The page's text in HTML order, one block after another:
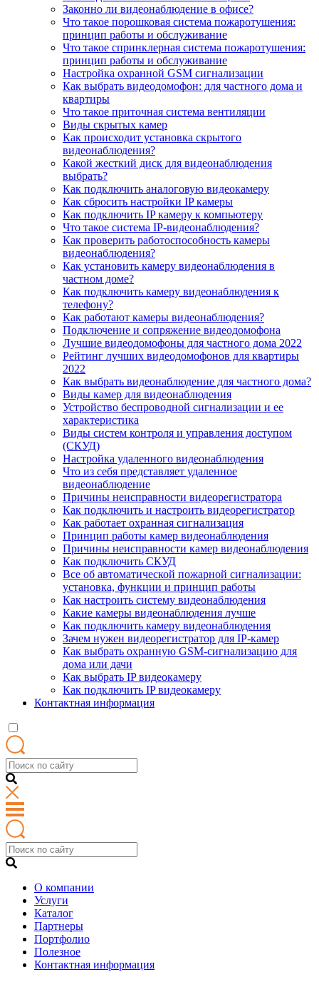
Законно ли видеонаблюдение в офисе?
Что такое порошковая система пожаротушения:
принцип работы и обслуживание
Что такое спринклерная система пожаротушения:
принцип работы и обслуживание
Настройка охранной GSM сигнализации
Как выбрать видеодомофон: для частного дома и
квартиры
Что такое приточная система вентиляции
Виды скрытых камер
Как происходит установка скрытого
видеонаблюдения?
Какой жесткий диск для видеонаблюдения
выбрать?
Как подключить аналоговую видеокамеру
Как сбросить настройки IP камеры
Как подключить IP камеру к компьютеру
Что такое система IP-видеонаблюдения?
Как проверить работоспособность камеры
видеонаблюдения?
Как установить камеру видеонаблюдения в
частном доме?
Как подключить камеру видеонаблюдения к
телефону?
Как работают камеры видеонаблюдения?
Подключение и сопряжение видеодомофона
Лучшие видеодомофоны для частного дома 2022
Рейтинг лучших видеодомофонов для квартиры
2022
Как выбрать видеонаблюдение для частного дома?
Виды камер для видеонаблюдения
Устройство беспроводной сигнализации и ее
характеристика
Виды систем контроля и управления доступом
(СКУД)
Настройка удаленного видеонаблюдения
Что из себя представляет удаленное
видеонаблюдение
Причины неисправности видеорегистратора
Как подключить и настроить видеорегистратор
Как работает охранная сигнализация
Принцип работы камер видеонаблюдения
Причины неисправности камер видеонаблюдения
Как подключить СКУД
Все об автоматической пожарной сигнализации:
установка, функции и принцип работы
Как настроить систему видеонаблюдения
Какие камеры видеонаблюдения лучше
Как подключить камеру видеонаблюдения
Зачем нужен видеорегистратор для IP-камер
Как выбрать охранную GSM-сигнализацию для
дома или дачи
Как выбрать IP видеокамеру
Как подключить IP видеокамеру
Контактная информация
О компании
Услуги
Каталог
Партнеры
Портфолио
Полезное
Контактная информация